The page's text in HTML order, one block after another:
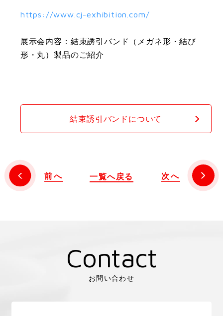
MURO NORTH AMERICA INC
MUROTECH OHIO CORPORATION
https://www.cj-exhibition.com/
展示会内容：結束誘引バンド（メガネ形・結び
形・丸）製品のご紹介
結束誘引バンドについて
前へ 一覧へ戻る 次へ
Contact
お問い合わせ